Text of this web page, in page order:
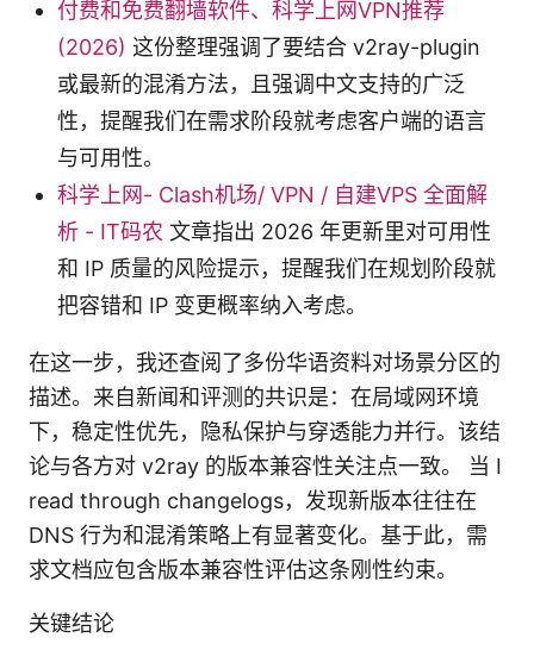
付费和免费翻墙软件、科学上网VPN推荐
(2026) 这份整理强调了要结合 v2ray-plugin
或最新的混淆方法，且强调中文支持的广泛
性，提醒我们在需求阶段就考虑客户端的语言
与可用性。
科学上网- Clash机场/ VPN / 自建VPS 全面解
析 - IT码农 文章指出 2026 年更新里对可用性
和 IP 质量的风险提示，提醒我们在规划阶段就
把容错和 IP 变更概率纳入考虑。
在这一步，我还查阅了多份华语资料对场景分区的
描述。来自新闻和评测的共识是：在局域网环境
下，稳定性优先，隐私保护与穿透能力并行。该结
论与各方对 v2ray 的版本兼容性关注点一致。 当 I
read through changelogs，发现新版本往往在
DNS 行为和混淆策略上有显著变化。基于此，需
求文档应包含版本兼容性评估这条刚性约束。
关键结论